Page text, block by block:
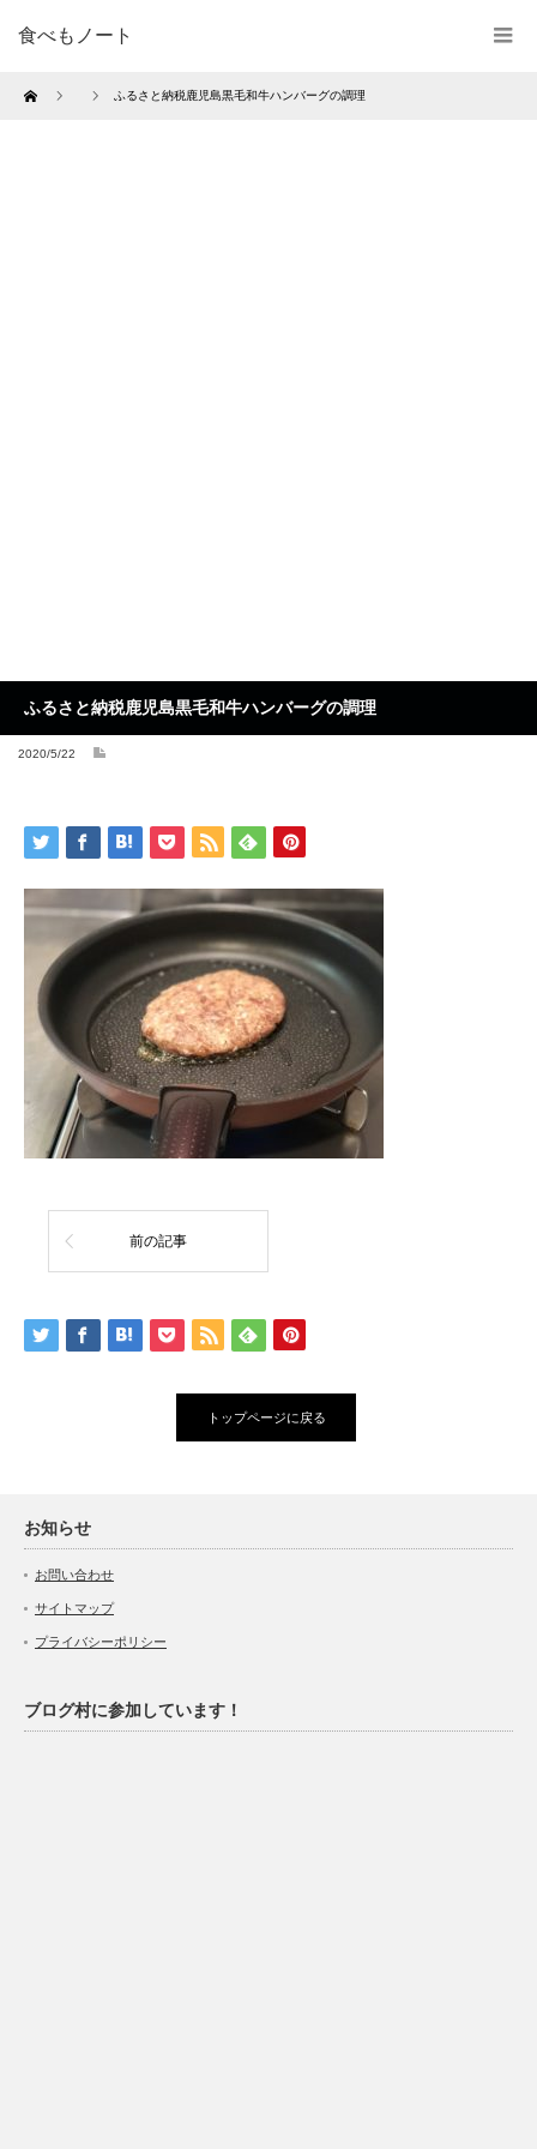
食べもノート
Home ふるさと納税鹿児島黒毛和牛ハンバーグの調理
ふるさと納税鹿児島黒毛和牛ハンバーグの調理
2020/5/22
前の記事
トップページに戻る
お知らせ
お問い合わせ
サイトマップ
プライバシーポリシー
ブログ村に参加しています！